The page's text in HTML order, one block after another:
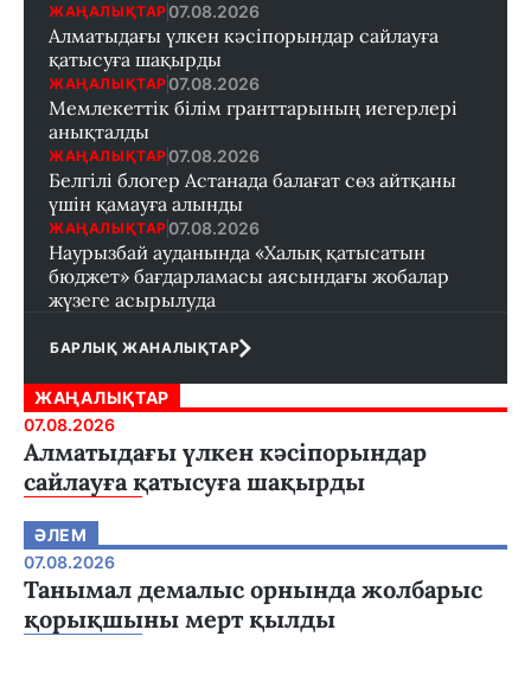
ЖАҢАЛЫҚТАР 07.08.2026
Алматыдағы үлкен кәсіпорындар сайлауға
қатысуға шақырды
ЖАҢАЛЫҚТАР 07.08.2026
Мемлекеттік білім гранттарының иегерлері
анықталды
ЖАҢАЛЫҚТАР 07.08.2026
Белгілі блогер Астанада балағат сөз айтқаны
үшін қамауға алынды
ЖАҢАЛЫҚТАР 07.08.2026
Наурызбай ауданында «Халық қатысатын
бюджет» бағдарламасы аясындағы жобалар
жүзеге асырылуда
БАРЛЫҚ ЖАНАЛЫҚТАР
ЖАҢАЛЫҚТАР
07.08.2026
Алматыдағы үлкен кәсіпорындар
сайлауға қатысуға шақырды
ӘЛЕМ
07.08.2026
Танымал демалыс орнында жолбарыс
қорықшыны мерт қылды